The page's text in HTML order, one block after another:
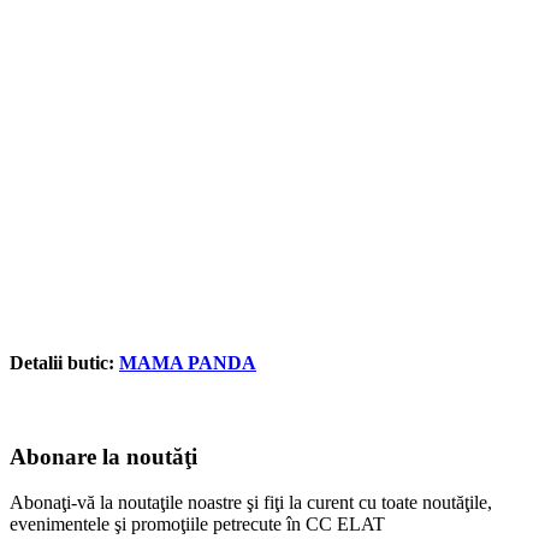
Detalii butic: MAMA PANDA
Abonare la noutăţi
Abonaţi-vă la noutaţile noastre şi fiţi la curent cu toate noutăţile,
evenimentele şi promoţiile petrecute în CC ELAT